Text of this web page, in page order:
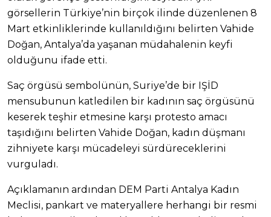
görsellerin Türkiye’nin birçok ilinde düzenlenen 8
Mart etkinliklerinde kullanıldığını belirten Vahide
Doğan, Antalya’da yaşanan müdahalenin keyfi
olduğunu ifade etti.
Saç örgüsü sembolünün, Suriye’de bir IŞİD
mensubunun katledilen bir kadının saç örgüsünü
keserek teşhir etmesine karşı protesto amacı
taşıdığını belirten Vahide Doğan, kadın düşmanı
zihniyete karşı mücadeleyi sürdüreceklerini
vurguladı.
Açıklamanın ardından DEM Parti Antalya Kadın
Meclisi, pankart ve materyallere herhangi bir resmi